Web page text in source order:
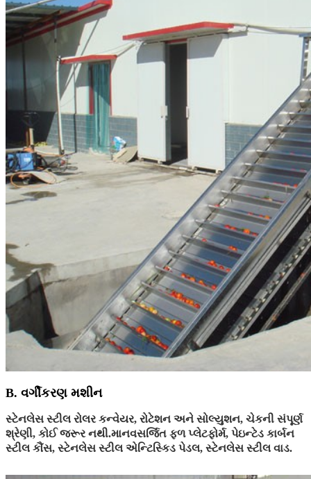
B. વર્ગીકરણ મશીન
સ્ટેનલેસ સ્ટીલ રોલર કન્વેયર, રોટેશન અને સોલ્યુશન, ચેકની સંપૂર્ણ
શ્રેણી, કોઈ જરૂર નથી.માનવસર્જિત ફળ પ્લેટફોર્મ, પેઇન્ટેડ કાર્બન
સ્ટીલ કૌંસ, સ્ટેનલેસ સ્ટીલ એન્ટિસ્કિડ પેડલ, સ્ટેનલેસ સ્ટીલ વાડ.